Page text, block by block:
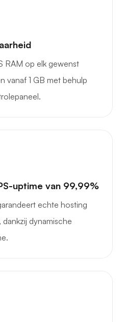
RAM op elk gewenst
vanaf 1 GB met behulp
uptime van 99,99%
echte hosting
dynamische